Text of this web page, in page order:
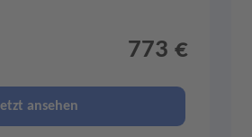
773 €
ansehen